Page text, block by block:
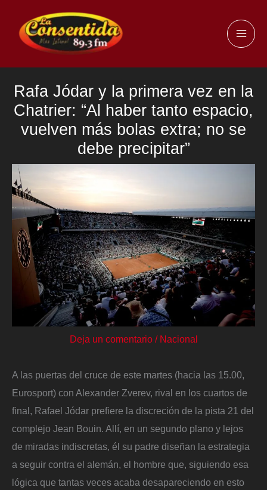
contenido
Rafa Jódar y la primera vez en la
Chatrier: “Al haber tanto espacio,
vuelven más bolas extra; no se
debe precipitar”
Deja un comentario / Nacional
A las puertas del cruce de este martes (hacia las 15.00,
Eurosport) con Alexander Zverev, rival en los cuartos de
final, Rafael Jódar prefiere la discreción de la pista 21 del
complejo Jean Bouin. Allí, en un segundo plano y lejos
de miradas indiscretas, él su padre diseñan la estrategia
a seguir contra el alemán, el hombre que, siguiendo esa
lógica que tantas veces acaba desapareciendo en esto